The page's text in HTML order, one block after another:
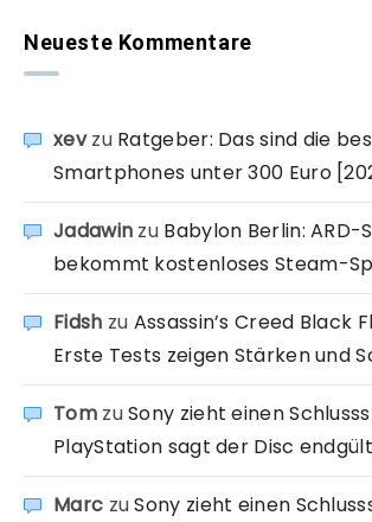
Neueste Kommentare
xevzu Ratgeber: Das sind die
Smartphones unter 300 Euro
Jadawin zu Babylon Berlin: ARD-
bekommt kostenloses Steam-
Fidsh zu Assassin’s Creed Black
Erste Tests zeigen Stärken und
TomzuSony zieht einen
PlayStation sagt der Disc
Marc zuSony zieht einen